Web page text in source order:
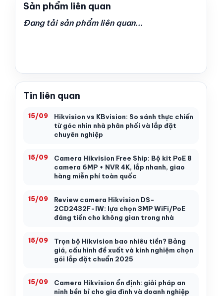
Sản phẩm liên quan
Đang tải sản phẩm liên quan...
Tin liên quan
15/09
Hikvision vs KBvision: So sánh thực chiến
từ góc nhìn nhà phân phối và lắp đặt
chuyên nghiệp
15/09
Camera Hikvision Free Ship: Bộ kit PoE 8
camera 6MP + NVR 4K, lắp nhanh, giao
hàng miễn phí toàn quốc
15/09
Review camera Hikvision DS-
2CD2432F-IW: lựa chọn 3MP WiFi/PoE
đáng tiền cho không gian trong nhà
15/09
Trọn bộ Hikvision bao nhiêu tiền? Bảng
giá, cấu hình đề xuất và kinh nghiệm chọn
gói lắp đặt chuẩn 2025
15/09
Camera Hikvision ổn định: giải pháp an
ninh bền bỉ cho gia đình và doanh nghiệp